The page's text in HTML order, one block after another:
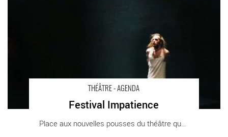
THÉÂTRE - AGENDA
Festival Impatience
Place aux nouvelles pousses du théâtre que le [...]